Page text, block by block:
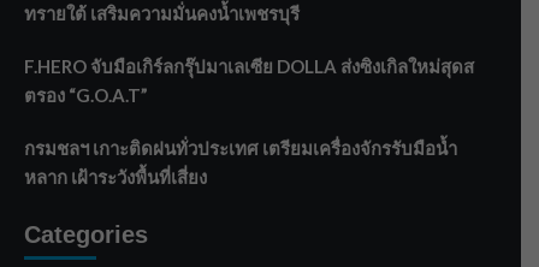
ทรายใต้ เสริมความมั่นคงน้ำเพชรบุรี
F.HERO จับมือเกิร์ลกรุ๊ปมาเลเซีย DOLLA ส่งซิงเกิลใหม่สุดส
ตรอง “G.O.A.T”
กรมชลฯ เกาะติดฝนทั่วประเทศ เตรียมเครื่องจักรรับมือน้ำ
หลาก เฝ้าระวังพื้นที่เสี่ยง
Categories